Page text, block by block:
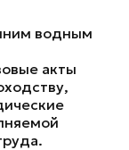
водным
акты